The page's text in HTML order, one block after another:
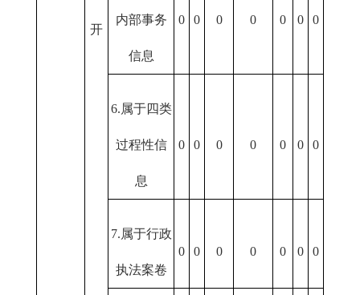
开
内部事务
信息
0 0 0 0 0 0 0
6.属于四类
过程性信
息
0 0 0 0 0 0 0
7.属于行政
执法案卷
0 0 0 0 0 0 0